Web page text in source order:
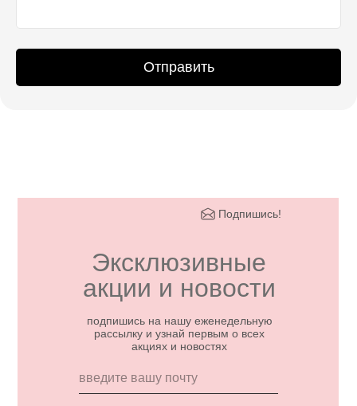
Отправить
Эксклюзивные
акции и новости
подпишись на нашу еженедельную
рассылку и узнай первым о всех
акциях и новостях
Подпишись!